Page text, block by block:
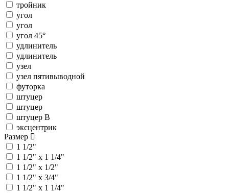
тройник
угол
угол
угол 45°
удлинитель
удлинитель
узел
узел пятивыводной
футорка
штуцер
штуцер
штуцер В
эксцентрик
Размер
1 1/2"
1 1/2" x 1 1/4"
1 1/2" x 1/2"
1 1/2" x 3/4"
1 1/2" х 1 1/4"